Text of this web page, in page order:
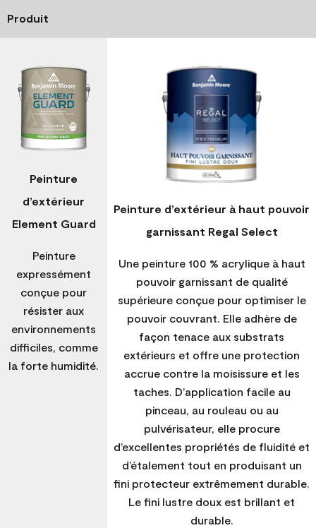
Produit
Peinture
d’extérieur
Element Guard
Peinture
expressément
conçue pour
résister aux
environnements
difficiles, comme
la forte humidité.
Peinture d’extérieur à haut pouvoir
garnissant Regal Select
Une peinture 100 % acrylique à haut
pouvoir garnissant de qualité
supérieure conçue pour optimiser le
pouvoir couvrant. Elle adhère de
façon tenace aux substrats
extérieurs et offre une protection
accrue contre la moisissure et les
taches. D’application facile au
pinceau, au rouleau ou au
pulvérisateur, elle procure
d’excellentes propriétés de fluidité et
d’étalement tout en produisant un
fini protecteur extrêmement durable.
Le fini lustre doux est brillant et
durable.